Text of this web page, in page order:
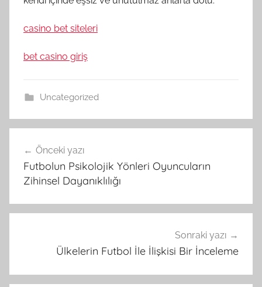
casino bet siteleri
bet casino giriş
Uncategorized
gezinmesi
Önceki yazı
Futbolun Psikolojik Yönleri Oyuncuların
Zihinsel Dayanıklılığı
Sonraki yazı
Ülkelerin Futbol İle İlişkisi Bir İnceleme